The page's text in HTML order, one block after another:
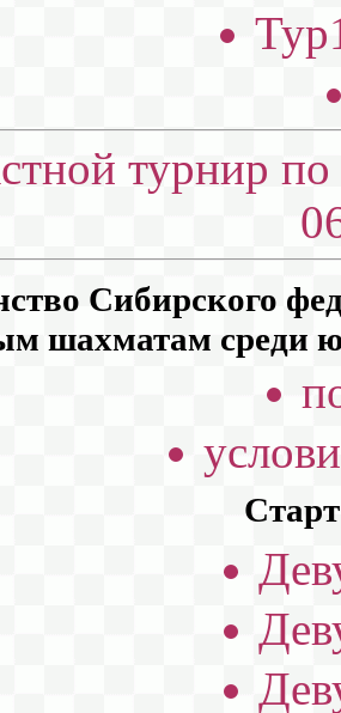
турнир
Сибирского
шахматам среди